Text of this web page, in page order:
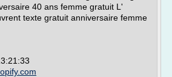
40 ans femme gratuit L'
texte gratuit anniversaire femme